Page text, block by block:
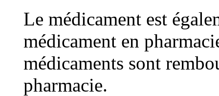
Le médicament est
médicament en
médicaments sont
pharmacie.